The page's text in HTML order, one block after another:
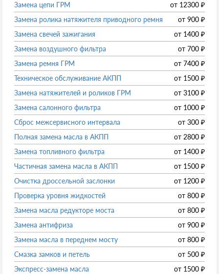
Замена цепи ГРМ
от 12300 ₽
Замена ролика натяжителя приводного ремня
от 900 ₽
Замена свечей зажигания
от 1400 ₽
Замена воздушного фильтра
от 700 ₽
Замена ремня ГРМ
от 7400 ₽
Техническое обслуживание АКПП
от 1500 ₽
Замена натяжителей и роликов ГРМ
от 3100 ₽
Замена салонного фильтра
от 1000 ₽
Сброс межсервисного интервала
от 300 ₽
Полная замена масла в АКПП
от 2800 ₽
Замена топливного фильтра
от 1400 ₽
Частичная замена масла в АКПП
от 1500 ₽
Очистка дроссельной заслонки
от 1200 ₽
Проверка уровня жидкостей
от 800 ₽
Замена масла редукторе моста
от 800 ₽
Замена антифриза
от 900 ₽
Замена масла в переднем мосту
от 800 ₽
Смазка замков и петель
от 500 ₽
Экспресс-замена масла
от 1500 ₽